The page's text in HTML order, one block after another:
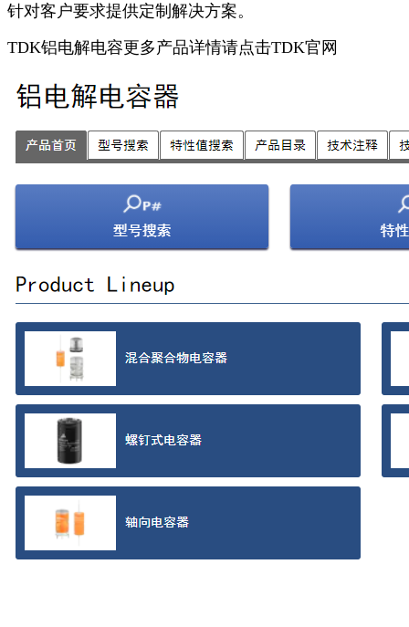
针对客户要求提供定制解决方案。
TDK铝电解电容更多产品详情请点击TDK官网